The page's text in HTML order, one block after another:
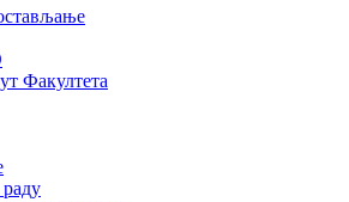
Факултета